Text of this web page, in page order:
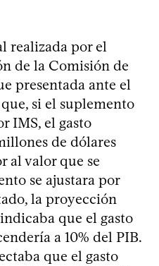
realizada por el
de la Comisión de
presentada ante el
si el suplemento
IMS, el gasto
de dólares
al valor que se
se ajustara por
la proyección
que el gasto
a 10% del PIB.
que el gasto